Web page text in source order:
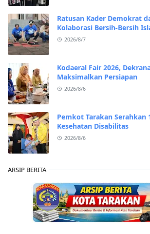
Ratusan Kader Demokrat
Kolaborasi Bersih-Bersih
2026/8/7
Kodaeral Fair 2026,
Maksimalkan Persiapan
2026/8/6
Pemkot Tarakan Serahkan
Kesehatan Disabilitas
2026/8/6
ARSIP BERITA